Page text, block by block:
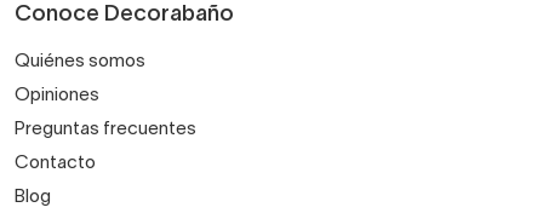
Conoce Decorabaño
Quiénes somos
Opiniones
Preguntas frecuentes
Contacto
Blog